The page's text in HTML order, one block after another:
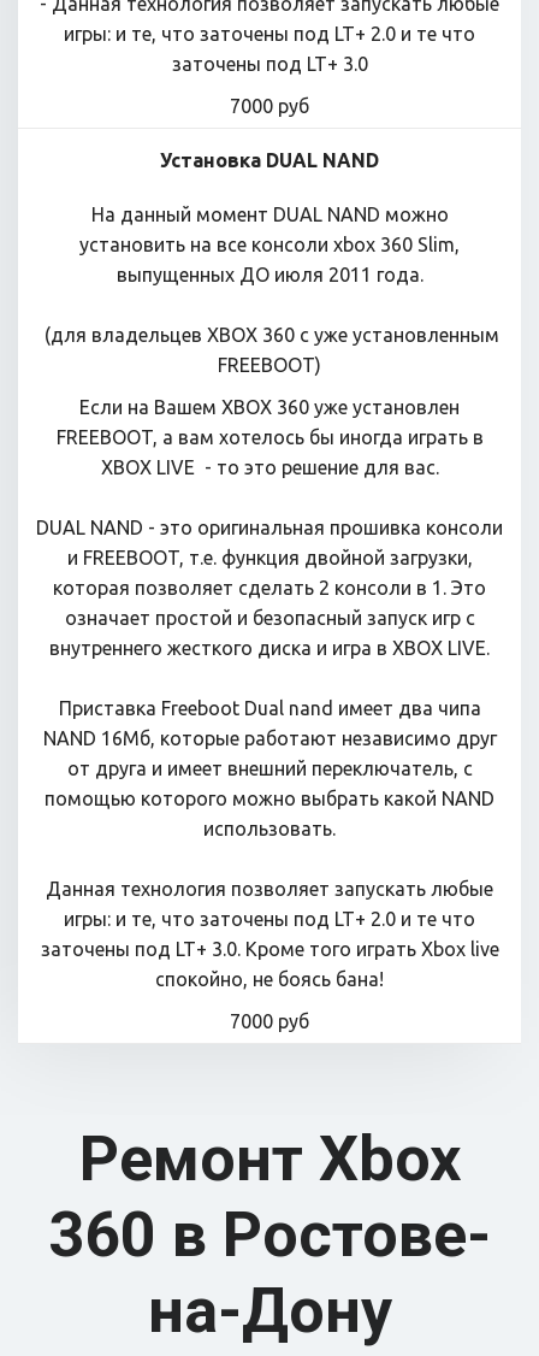
игры: и те, что заточены под LT+ 2.0 и те что
заточены под LT+ 3.0
7000 руб
Установка DUAL NAND
На данный момент DUAL NAND можно
установить на все консоли xbox 360 Slim,
выпущенных ДО июля 2011 года.
(для владельцев XBOX 360 с уже установленным
FREEBOOT)
Если на Вашем XBOX 360 уже установлен
FREEBOOT, а вам хотелось бы иногда играть в
XBOX LIVE - то это решение для вас.
DUAL NAND - это оригинальная прошивка консоли
и FREEBOOT, т.е. функция двойной загрузки,
которая позволяет сделать 2 консоли в 1. Это
означает простой и безопасный запуск игр с
внутреннего жесткого диска и игра в XBOX LIVE.
Приставка Freeboot Dual nand имеет два чипа
NAND 16Мб, которые работают независимо друг
от друга и имеет внешний переключатель, с
помощью которого можно выбрать какой NAND
использовать.
Данная технология позволяет запускать любые
игры: и те, что заточены под LT+ 2.0 и те что
заточены под LT+ 3.0. Кроме того играть Xbox live
спокойно, не боясь бана!
7000 руб
Ремонт Xbox
360 в Ростове-
на-Дону